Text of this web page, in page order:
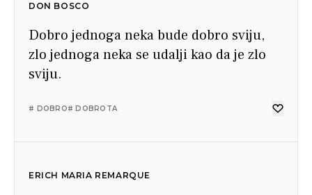
DON BOSCO
Dobro jednoga neka bude dobro sviju,
zlo jednoga neka se udalji kao da je zlo
sviju.
# DOBRO# DOBROTA
ERICH MARIA REMARQUE